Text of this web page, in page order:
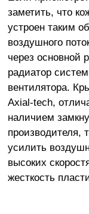
заметить, что
устроен таким
воздушного
через основной
радиатор
вентилятора.
Axial-tech,
наличием
производителя,
усилить
высоких
жесткость